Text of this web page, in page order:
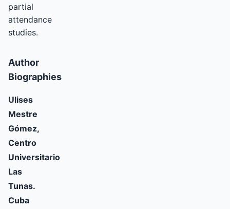
partial
attendance
studies.
Author
Biographies
Ulises
Mestre
Gómez,
Centro
Universitario
Las
Tunas.
Cuba